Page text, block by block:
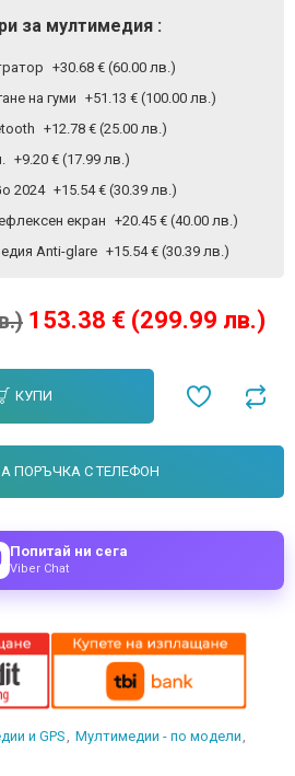
153.38 € (299.99 лв.)
за мултимедия :
+30.68 € (60.00 лв.)
на гуми +51.13 € (100.00 лв.)
+12.78 € (25.00 лв.)
+9.20 € (17.99 лв.)
2024 +15.54 € (30.39 лв.)
екран +20.45 € (40.00 лв.)
Anti-glare +15.54 € (30.39 лв.)
КУПИ
ПОРЪЧКА С ТЕЛЕФОН
Попитай ни сега
Viber Chat
и GPS
Мултимедии - по модели